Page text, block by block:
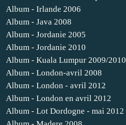
Album - Irlande 2006
Album - Java 2008
Album - Jordanie 2005
Album - Jordanie 2010
Album - Kuala Lumpur 2009/2010
Album - London-avril 2008
Album - London - avril 2012
Album - London en avril 2012
Album - Lot Dordogne - mai 2012